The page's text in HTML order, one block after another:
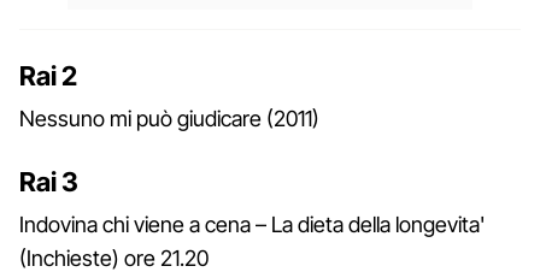
Rai 2
Nessuno mi può giudicare (2011)
Rai 3
Indovina chi viene a cena – La dieta della longevita'
(Inchieste) ore 21.20